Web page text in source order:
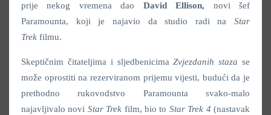
prije nekog vremena dao David Ellison, novi šef
Paramounta, koji je najavio da studio radi na Star
Trek filmu.
Skeptičnim čitateljima i sljedbenicimaZvjezdanih stazase
može oprostiti na rezerviranom prijemu vijesti, budući da je
prethodno rukovodstvo Paramounta svako-malo
najavljivalo novi Star Trek film, bio to Star Trek 4(nastavak